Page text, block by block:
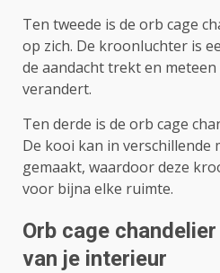
Ten tweede is de orb cage
op zich. De kroonluchter is
de aandacht trekt en
verandert.
Ten derde is de orb cage
De kooi kan in verschillende
gemaakt, waardoor deze
voor bijna elke ruimte.
Orb cage
van je interieur